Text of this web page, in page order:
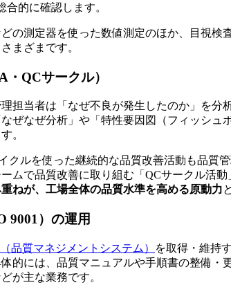
的に確認します。
の測定器を使った数値測定のほか、目視検
まざまです。
QCサークル）
担当者は「なぜ不良が発生したのか」を分
ぜなぜ分析」や「特性要因図（フィッシュ
。
クルを使った継続的な品質改善活動も品質
ムで品質改善に取り組む「QCサークル活動
ねが、工場全体の品質水準を高める原動力
9001）の運用
品質マネジメントシステム）
を取得・維持
的には、品質マニュアルや手順書の整備・
が主な業務です。